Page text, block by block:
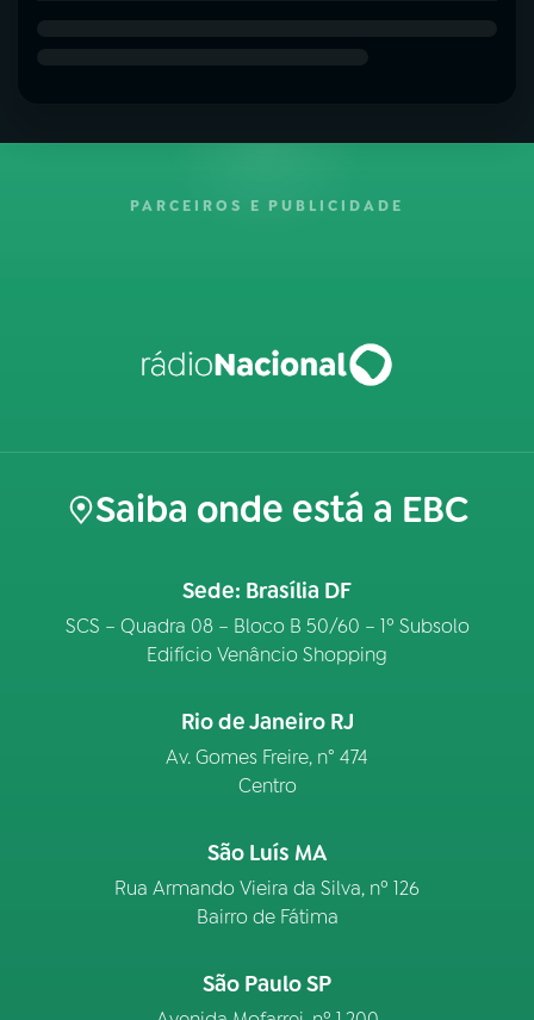
PARCEIROS E PUBLICIDADE
Saiba onde está a EBC
Sede: Brasília DF
SCS – Quadra 08 – Bloco B 50/60 – 1º Subsolo
Edifício Venâncio Shopping
Rio de Janeiro RJ
Av. Gomes Freire, n° 474
Centro
São Luís MA
Rua Armando Vieira da Silva, nº 126
Bairro de Fátima
São Paulo SP